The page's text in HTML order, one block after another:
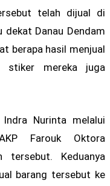
telah dijual di
dekat Danau Dendam
berapa hasil menjual
stiker mereka juga
Indra Nurinta melalui
Farouk Oktora
tersebut. Keduanya
barang tersebut ke